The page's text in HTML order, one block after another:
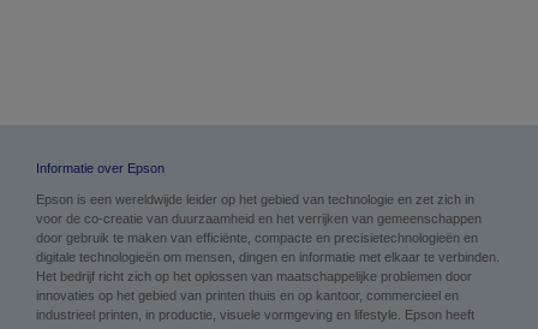
Informatie over Epson
Epson is een wereldwijde leider op het gebied van technologie en zet zich in
voor de co-creatie van duurzaamheid en het verrijken van gemeenschappen
door gebruik te maken van efficiënte, compacte en precisietechnologieën en
digitale technologieën om mensen, dingen en informatie met elkaar te verbinden.
Het bedrijf richt zich op het oplossen van maatschappelijke problemen door
innovaties op het gebied van printen thuis en op kantoor, commercieel en